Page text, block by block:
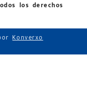
los derechos
Konverxo